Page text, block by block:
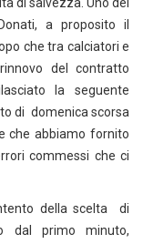
a proposito il
che tra calciatori e
del contratto
la seguente
di domenica scorsa
che abbiamo fornito
commessi che ci
della scelta di
dal primo minuto,